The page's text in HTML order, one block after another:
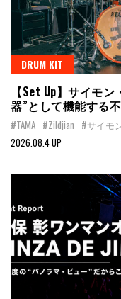
DRUM KIT
【Set Up】サイモ
器”として機能する
#TAMA #Zildjian #サイモ
2026.08.4 UP